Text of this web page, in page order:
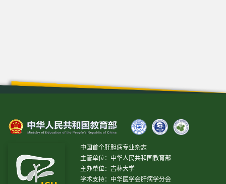
中国首个肝胆病专业杂志
主管单位：中华人民共和国教育部
主办单位：吉林大学
学术支持：中华医学会肝病学分会